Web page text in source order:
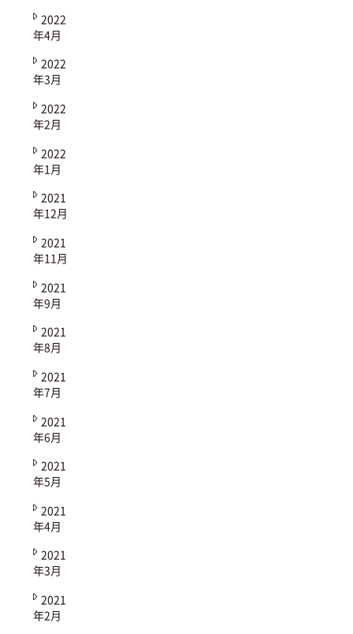
2022
年4月
2022
年3月
2022
年2月
2022
年1月
2021
年12月
2021
年11月
2021
年9月
2021
年8月
2021
年7月
2021
年6月
2021
年5月
2021
年4月
2021
年3月
2021
年2月